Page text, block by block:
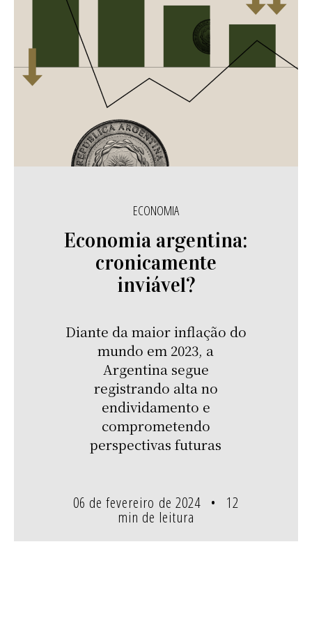
ECONOMIA
Economia argentina:
cronicamente
inviável?
Diante da maior inflação do
mundo em 2023, a
Argentina segue
registrando alta no
endividamento e
comprometendo
perspectivas futuras
06 de fevereiro de 2024 12
min de leitura